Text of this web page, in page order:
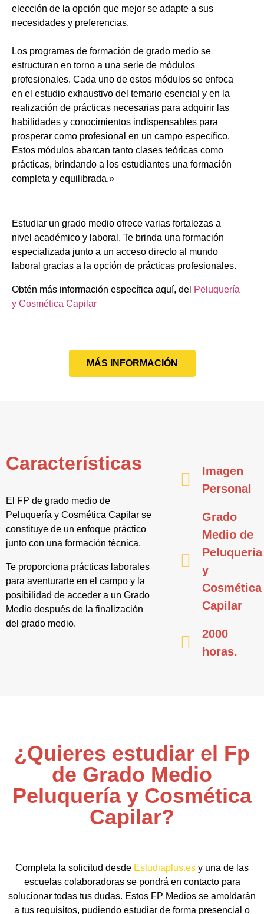
elección de la opción que mejor se adapte a sus
necesidades y preferencias.
Los programas de formación de grado medio se
estructuran en torno a una serie de módulos
profesionales. Cada uno de estos módulos se enfoca
en el estudio exhaustivo del temario esencial y en la
realización de prácticas necesarias para adquirir las
habilidades y conocimientos indispensables para
prosperar como profesional en un campo específico.
Estos módulos abarcan tanto clases teóricas como
prácticas, brindando a los estudiantes una formación
completa y equilibrada.»
Estudiar un grado medio ofrece varias fortalezas a
nivel académico y laboral. Te brinda una formación
especializada junto a un acceso directo al mundo
laboral gracias a la opción de prácticas profesionales.
Obtén más información específica aquí, del Peluquería
y Cosmética Capilar
MÁS INFORMACIÓN
Características
El FP de grado medio de
Peluquería y Cosmética Capilar se
constituye de un enfoque práctico
junto con una formación técnica.
Te proporciona prácticas laborales
para aventurarte en el campo y la
posibilidad de acceder a un Grado
Medio después de la finalización
del grado medio.
Imagen
Personal
Grado
Medio de
Peluquería
y
Cosmética
Capilar
2000
horas.
¿Quieres estudiar el Fp
de Grado Medio
Peluquería y Cosmética
Capilar?
Completa la solicitud desde Estudiaplus.es y una de las
escuelas colaboradoras se pondrá en contacto para
solucionar todas tus dudas. Estos FP Medios se amoldarán
a tus requisitos, pudiendo estudiar de forma presencial o